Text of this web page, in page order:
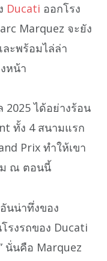
Ducati ออกโรง
Marquez จะยัง
ะพร้อมไล่ล่า
หน้า
2025 ได้อย่างร้อน
ทั้ง 4 สนามแรก
Prix ทำให้เขา
ม ณ ตอนนี้
นน่าทึ่งของ
รงรถของ Ducati
นั่นคือ Marquez